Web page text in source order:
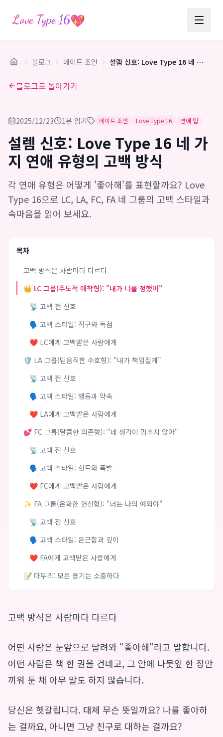
Love Type 16💖
블로그 데이트 조언 설렘 신호: Love Type 16 네 가지 연애 유형의 고백 방식
블로그로 돌아가기
2025/12/23 1분 읽기 데이트 조언 Love Type 16 연애 팁
설렘 신호: Love Type 16 네 가
지 연애 유형의 고백 방식
각 연애 유형은 어떻게 '좋아해'를 표현할까요? Love
Type 16으로 LC, LA, FC, FA 네 그룹의 고백 스타일과
속마음을 읽어 보세요.
목차
고백 방식은 사람마다 다르다
👑 LC 그룹(주도적 애착형): "내가 너를 정했어"
📡 고백 전 신호
🗣️ 고백 스타일: 직구와 독점
❤️ LC에게 고백받은 사람에게
🛡️ LA 그룹(믿음직한 수호형): "내가 책임질게"
📡 고백 전 신호
🗣️ 고백 스타일: 행동과 약속
❤️ LA에게 고백받은 사람에게
💕 FC 그룹(달콤한 의존형): "네 생각이 멈추지 않아"
📡 고백 전 신호
🗣️ 고백 스타일: 힌트와 폭발
❤️ FC에게 고백받은 사람에게
✨ FA 그룹(온화한 헌신형): "너는 나의 예외야"
📡 고백 전 신호
🗣️ 고백 스타일: 은근함과 깊이
❤️ FA에게 고백받은 사람에게
📝 마무리: 모든 용기는 소중하다
고백 방식은 사람마다 다르다
어떤 사람은 눈앞으로 달려와 "좋아해"라고 말합니다.
어떤 사람은 책 한 권을 건네고, 그 안에 나뭇잎 한 장만
끼워 둔 채 아무 말도 하지 않습니다.
당신은 헷갈립니다. 대체 무슨 뜻일까요? 나를 좋아하
는 걸까요, 아니면 그냥 친구로 대하는 걸까요?